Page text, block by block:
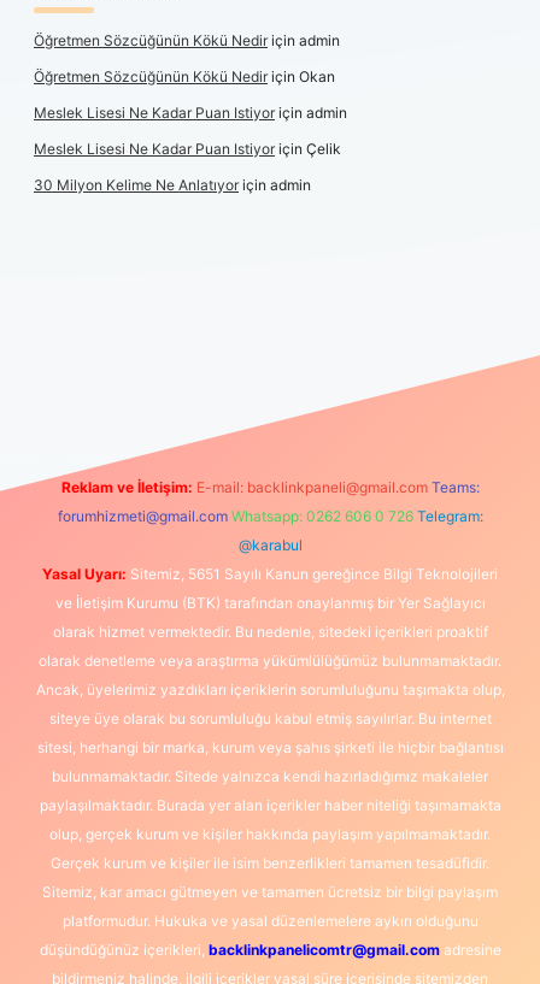
Öğretmen Sözcüğünün Kökü Nediriçin admin
Öğretmen Sözcüğünün Kökü Nediriçin Okan
Meslek Lisesi Ne Kadar Puan Istiyoriçin admin
Meslek Lisesi Ne Kadar Puan Istiyoriçin Çelik
30 Milyon Kelime Ne Anlatıyoriçin admin
elexbetgiris.org
Reklam ve İletişim: E-mail: backlinkpaneli@gmail.com Teams:
forumhizmeti@gmail.com Whatsapp: 0262 606 0 726 Telegram:
@karabul
Yasal Uyarı: Sitemiz, 5651 Sayılı Kanun gereğince Bilgi Teknolojileri
ve İletişim Kurumu (BTK) tarafından onaylanmış bir Yer Sağlayıcı
olarak hizmet vermektedir. Bu nedenle, sitedeki içerikleri proaktif
olarak denetleme veya araştırma yükümlülüğümüz bulunmamaktadır.
Ancak, üyelerimiz yazdıkları içeriklerin sorumluluğunu taşımakta olup,
siteye üye olarak bu sorumluluğu kabul etmiş sayılırlar. Bu internet
sitesi, herhangi bir marka, kurum veya şahıs şirketi ile hiçbir bağlantısı
bulunmamaktadır. Sitede yalnızca kendi hazırladığımız makaleler
paylaşılmaktadır. Burada yer alan içerikler haber niteliği taşımamakta
olup, gerçek kurum ve kişiler hakkında paylaşım yapılmamaktadır.
Gerçek kurum ve kişiler ile isim benzerlikleri tamamen tesadüfidir.
Sitemiz, kar amacı gütmeyen ve tamamen ücretsiz bir bilgi paylaşım
platformudur. Hukuka ve yasal düzenlemelere aykırı olduğunu
düşündüğünüz içerikleri, backlinkpanelicomtr@gmail.comadresine
bildirmeniz halinde, ilgili içerikler yasal süre içerisinde sitemizden